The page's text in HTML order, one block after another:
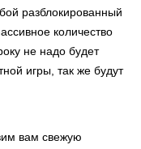
разблокированный
количество
не надо будет
игры, так же будут
вам свежую